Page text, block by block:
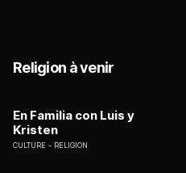
Religion à venir
En Familia con Luis y
Kristen
CULTURE RELIGION